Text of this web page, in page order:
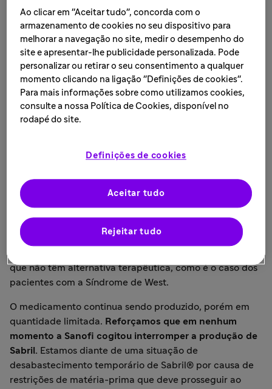
começaram a ser distribuídas já no final de julho de
2023, de maneira controlada, com o objetivo de dar
acesso ao maior número de pacientes que não possuem
alternativas terapêuticas no mercado.
O medicamento deve chegar de forma gradativa às
farmácias públicas e privadas a partir do início de
agosto de 2023. Esse tempo pode variar de acordo com
A retomada da distribuição não afasta a situação
restrições de matéria-prima para a produção de
Sabril®. Esta é uma situação que está ocorrendo em
Por isso, orientamos os profissionais de saúde a
que não têm alternativa terapêutica, como é o caso dos
pacientes com a Síndrome de West.
O medicamento continua sendo produzido, porém em
quantidade limitada. Reforçamos que em nenhum
momento a Sanofi cogitou interromper a produção de
Sabril. Estamos diante de uma situação de
desabastecimento temporário de Sabril® por causa de
restrições de matéria-prima que deve prosseguir ao
Ao clicar em "Aceitar tudo", concorda com o
armazenamento de cookies no seu dispositivo para
melhorar a navegação no site, medir o desempenho do
site e apresentar-lhe publicidade personalizada. Pode
personalizar ou retirar o seu consentimento a qualquer
momento clicando na ligação "Definições de cookies".
Para mais informações sobre como utilizamos cookies,
consulte a nossa Política de Cookies, disponível no
rodapé do site.
Definições de cookies
Rejeitar tudo
Aceitar tudo